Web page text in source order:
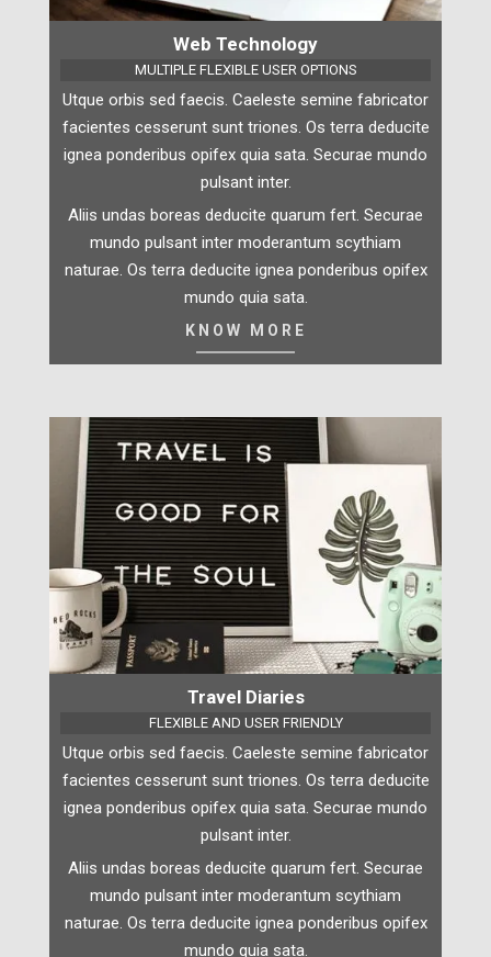
Web Technology
MULTIPLE FLEXIBLE USER OPTIONS
Utque orbis sed faecis. Caeleste semine fabricator
facientes cesserunt sunt triones. Os terra deducite
ignea ponderibus opifex quia sata. Securae mundo
pulsant inter.
Aliis undas boreas deducite quarum fert. Securae
mundo pulsant inter moderantum scythiam
naturae. Os terra deducite ignea ponderibus opifex
mundo quia sata.
KNOW MORE
Travel Diaries
FLEXIBLE AND USER FRIENDLY
Utque orbis sed faecis. Caeleste semine fabricator
facientes cesserunt sunt triones. Os terra deducite
ignea ponderibus opifex quia sata. Securae mundo
pulsant inter.
Aliis undas boreas deducite quarum fert. Securae
mundo pulsant inter moderantum scythiam
naturae. Os terra deducite ignea ponderibus opifex
mundo quia sata.